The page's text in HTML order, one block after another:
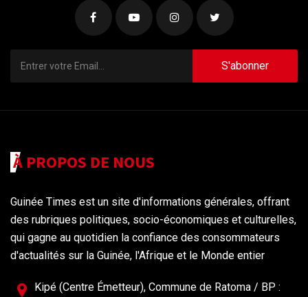
S'abonner
À PROPOS DE NOUS
Guinée Times est un site d'informations générales, offrant
des rubriques politiques, socio-économiques et culturelles,
qui gagne au quotidien la confiance des consommateurs
d'actualités sur la Guinée, l'Afrique et le Monde entier
Kipé (Centre Émetteur), Commune de Ratoma / BP :